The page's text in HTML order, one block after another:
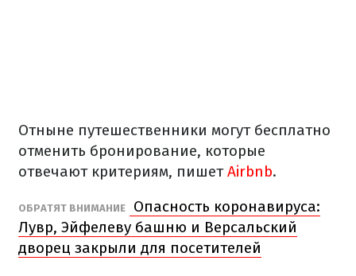
Отныне путешественники могут бесплатно
отменить бронирование, которые
отвечают критериям, пишетAirbnb.
ОБРАТЯТ ВНИМАНИЕ
Опасность коронавируса:
Лувр, Эйфелеву башню и Версальский
дворец закрыли для посетителей